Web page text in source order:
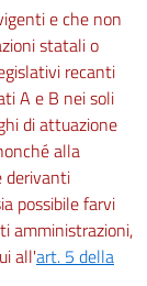
e che non
statali o
recanti
A e B nei soli
di attuazione
alla
derivanti
possibile farvi
amministrazioni,
all'art. 5 della